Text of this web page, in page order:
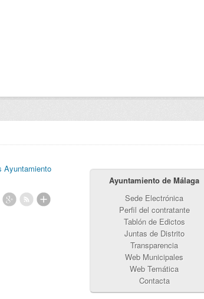
Ayuntamiento
Ayuntamiento de Málaga
Sede Electrónica
Perfil del contratante
Tablón de Edictos
Juntas de Distrito
Transparencia
Web Municipales
Web Temática
Contacta